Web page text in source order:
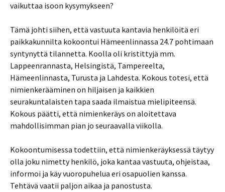
vaikuttaa isoon kysymykseen?
Tämä johti siihen, että vastuuta kantavia henkilöitä eri
paikkakunnilta kokoontui Hämeenlinnassa 24.7 pohtimaan
syntynyttä tilannetta. Koolla oli kristittyjä mm.
Lappeenrannasta, Helsingistä, Tampereelta,
Hämeenlinnasta, Turusta ja Lahdesta. Kokous totesi, että
nimienkerääminen on hiljaisen ja kaikkien
seurakuntalaisten tapa saada ilmaistua mielipiteensä.
Kokous päätti, että nimienkeräys on aloitettava
mahdollisimman pian jo seuraavalla viikolla.
Kokoontumisessa todettiin, että nimienkeräyksessä täytyy
olla joku nimetty henkilö, joka kantaa vastuuta, ohjeistaa,
informoi ja käy vuoropuhelua eri osapuolien kanssa.
Tehtävä vaatii paljon aikaa ja panostusta.